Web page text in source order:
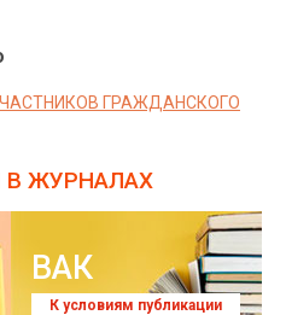
ГРАЖДАНСКОГО
В ЖУРНАЛАХ
ВАК
К условиям публикации